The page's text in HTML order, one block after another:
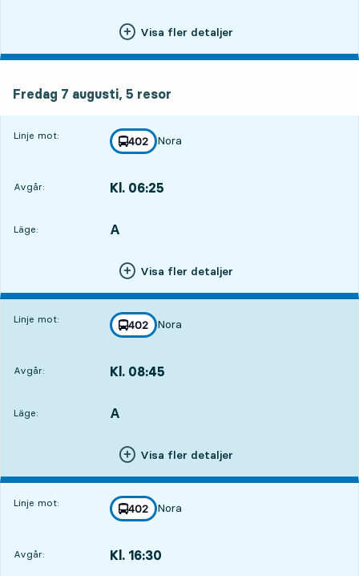
Visa fler detaljer
Fredag 7 augusti, 5 resor
Linje mot: linje
402
mot
Nora
,
Avgår: Kl. 06:25
Läge:
LÄGE, A
,
Visa fler detaljer
Linje mot: linje
402
mot
Nora
,
Avgår: Kl. 08:45
Läge:
LÄGE, A
,
Visa fler detaljer
Linje mot: linje
402
mot
Nora
,
Avgår: Kl. 16:30